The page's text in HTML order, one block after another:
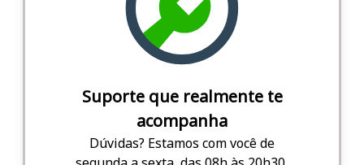
Suporte que realmente te
acompanha
Dúvidas? Estamos com você de